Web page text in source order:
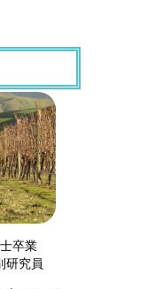
卒業
研究員